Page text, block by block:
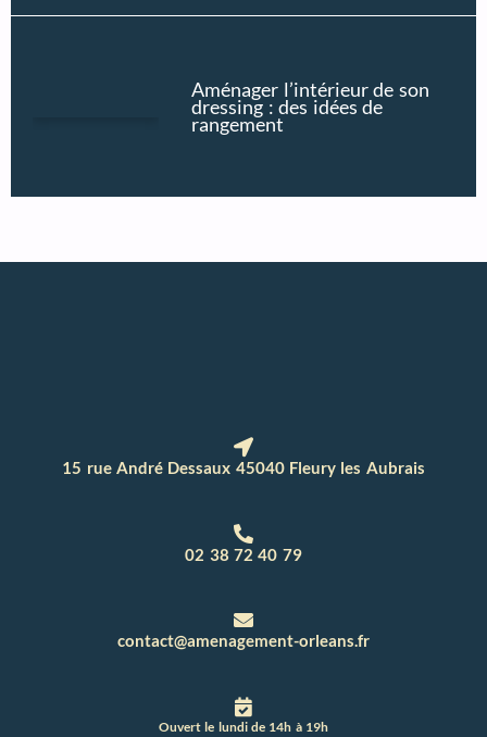
Aménager l’intérieur de son
dressing : des idées de
rangement
15 rue André Dessaux 45040 Fleury les Aubrais
02 38 72 40 79
contact@amenagement-orleans.fr
Ouvert le lundi de 14h à 19h